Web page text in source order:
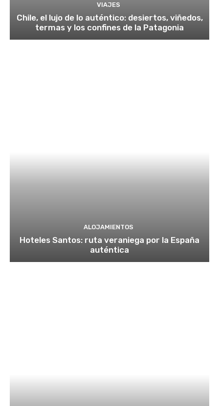
VIAJES
Chile, el lujo de lo auténtico: desiertos, viñedos,
termas y los confines de la Patagonia
ALOJAMIENTOS
Hoteles Santos: ruta veraniega por la España
auténtica